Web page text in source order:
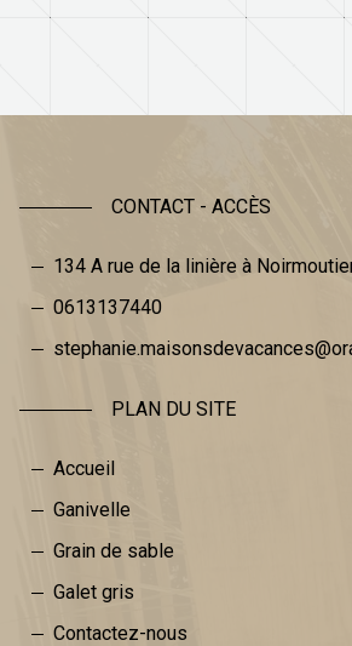
CONTACT - ACCÈS
134 A rue de la linière à
0613137440
PLAN DU SITE
Accueil
Ganivelle
Grain de sable
Galet gris
Contactez-nous